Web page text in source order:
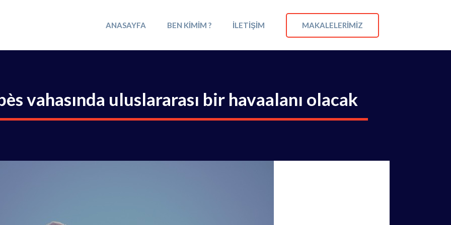
ANASAYFA BEN KIMIM ? İLETIŞIM MAKALELERIMIZ
vahasında uluslararası bir havaalanı olacak